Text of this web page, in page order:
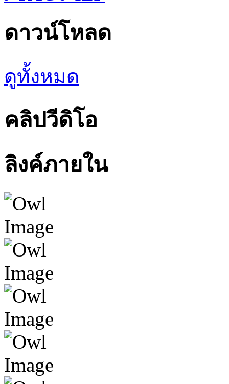
ดาวน์โหลด
ดูทั้งหมด
คลิปวีดิโอ
ลิงค์ภายใน